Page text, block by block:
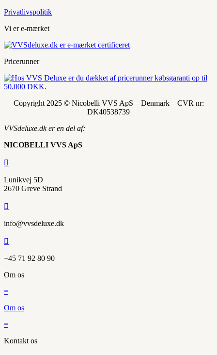
Privatlivspolitik
Vi er e-mærket
Pricerunner
Copyright 2025 © Nicobelli VVS ApS – Denmark – CVR nr:
DK40538739
VVSdeluxe.dk er en del af:
NICOBELLI VVS ApS

Lunikvej 5D
2670 Greve Strand

info@vvsdeluxe.dk

+45 71 92 80 90
Om os
=
Om os
=
Kontakt os